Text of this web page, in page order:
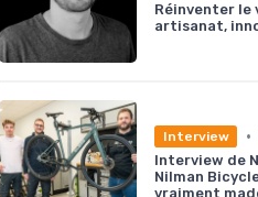
Réinventer
artisanat,
Interview •
Interview de
Nilman
vraiment